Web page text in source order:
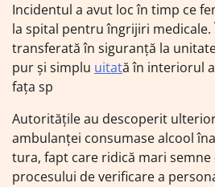
Incidentul a avut loc în timp ce
la spital pentru îngrijiri medicale.
transferată în siguranță la
pur și simplu uitată în interiorul
fața sp
Autoritățile au descoperit
ambulanței consumase alcool
tura, fapt care ridică mari
procesului de verificare a